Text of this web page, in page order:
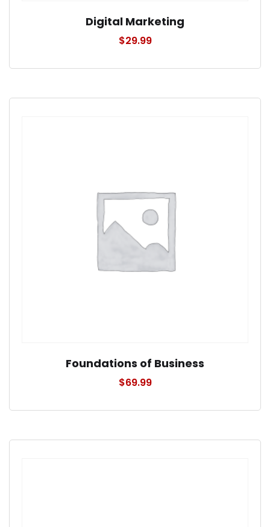
Digital Marketing
$29.99
Foundations of Business
$69.99